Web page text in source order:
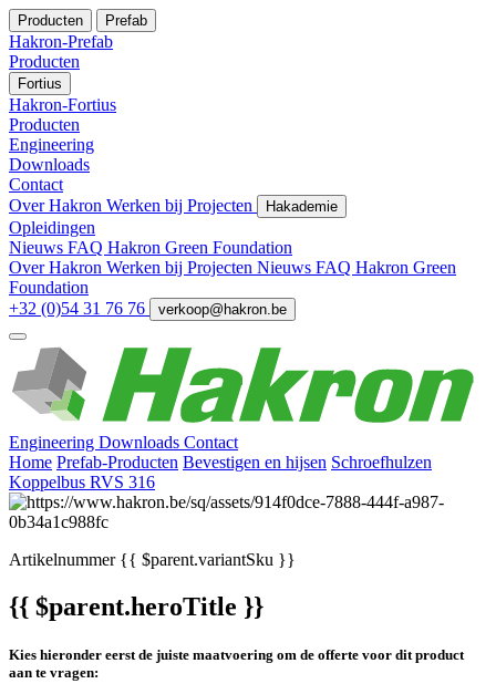
Producten Prefab
Hakron-Prefab
Producten
Fortius
Hakron-Fortius
Producten
Engineering
Downloads
Contact
Over Hakron Werken bij Projecten Hakademie
Opleidingen
Nieuws FAQ Hakron Green Foundation
Over Hakron Werken bij Projecten Nieuws FAQ Hakron Green
Foundation
+32 (0)54 31 76 76
verkoop@hakron.be
Engineering Downloads Contact
Home Prefab-Producten Bevestigen en hijsen Schroefhulzen
Koppelbus RVS 316
Artikelnummer{{ $parent.variantSku }}
{{ $parent.heroTitle }}
Kies hieronder eerst de juiste maatvoering om de offerte voor dit product
aan te vragen: